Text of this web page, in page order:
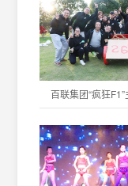
百联集团“疯狂